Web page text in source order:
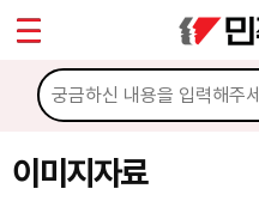
이미지자료
마이페이지
소개
소식